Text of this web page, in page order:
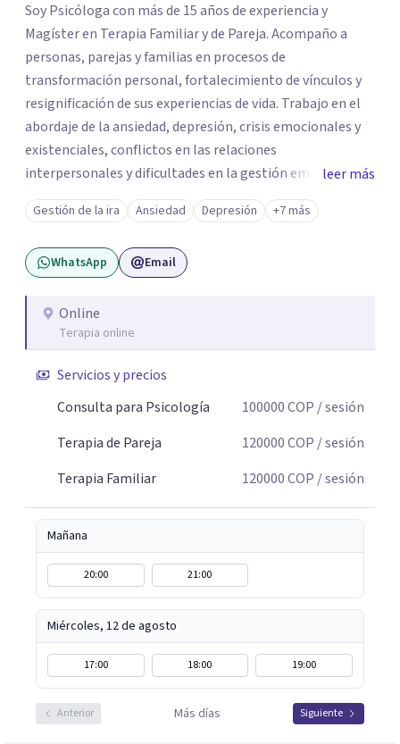
Soy Psicóloga con más de 15 años de experiencia y
Magíster en Terapia Familiar y de Pareja. Acompaño a
personas, parejas y familias en procesos de
transformación personal, fortalecimiento de vínculos y
resignificación de sus experiencias de vida. Trabajo en el
abordaje de la ansiedad, depresión, crisis emocionales y
existenciales, conflictos en las relaciones
interpersonales y dificultades en la gestión emocional,
ofreciendo un espacio de escucha, comprensión y
acompañamiento terapéutico. Cada proceso terapéutico
es único. Por eso, en cada sesión se construye un espacio
seguro donde la palabra, las emociones y las experiencias
humana. A través del análisis y la reflexión conjunta,
buscamos identificar aquello que genera malestar o
historia personal, familiar o de pareja y promover
cambios que favorezcan el bienestar emocional y
comprenderse, transformarse y construir relaciones más
conscientes y saludables. Te espero para acompañarte en
leer más
Gestión de la ira Ansiedad Depresión +7 más
WhatsApp Email
Online
Terapia online
Servicios y precios
Consulta para Psicología
100000COP / sesión
Terapia de Pareja
120000COP / sesión
Terapia Familiar
120000COP / sesión
Mañana
20:00 21:00
Miércoles, 12 de agosto
17:00 18:00 19:00
Anterior Más días Siguiente